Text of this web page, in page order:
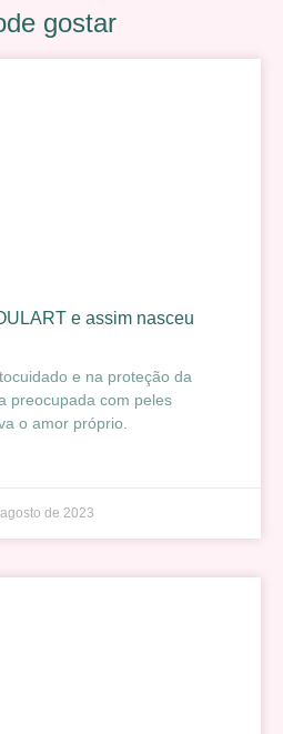
gostar
e assim nasceu
e na proteção da
preocupada com peles
o amor próprio.
de 2023